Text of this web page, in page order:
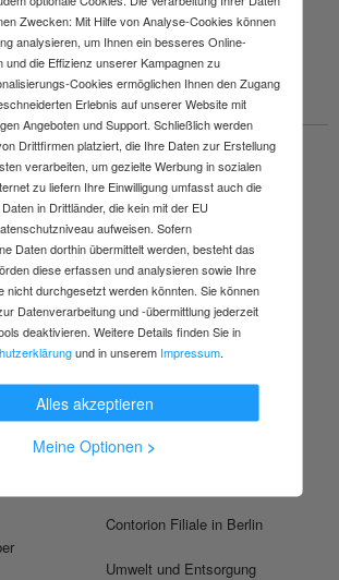
Lieferung
ab 150 €
Rückgaberecht
Unser Service
Soforthilfe / FAQ
Versand & Lieferungen
Stornierungen
Rücksendungen
Reklamationen
Contorion Filiale in Berlin
Umwelt und Entsorgung
Zwecken: Mit Hilfe von Analyse-Cookies können
analysieren, um Ihnen ein besseres Online-
und die Effizienz unserer Kampagnen zu
Cookies ermöglichen Ihnen den Zugang
Erlebnis auf unserer Website mit
Angeboten und Support. Schließlich werden
Drittfirmen platziert, die Ihre Daten zur Erstellung
verarbeiten, um gezielte Werbung in sozialen
zu liefern Ihre Einwilligung umfasst auch die
in Drittländer, die kein mit der EU
aufweisen. Sofern
Daten dorthin übermittelt werden, besteht das
diese erfassen und analysieren sowie Ihre
nicht durchgesetzt werden könnten. Sie können
Datenverarbeitung und -übermittlung jederzeit
deaktivieren. Weitere Details finden Sie in
und in unserem Impressum.
Alles akzeptieren
Meine Optionen >